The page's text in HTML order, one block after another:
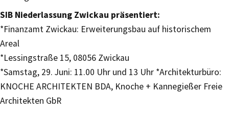
SIB Niederlassung Zwickau präsentiert:
*Finanzamt Zwickau: Erweiterungsbau auf historischem
Areal
*Lessingstraße 15, 08056 Zwickau
*Samstag, 29. Juni: 11.00 Uhr und 13 Uhr *Architekturbüro:
KNOCHE ARCHITEKTEN BDA, Knoche + Kannegießer Freie
Architekten GbR